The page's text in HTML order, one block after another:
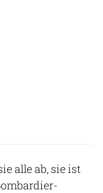
alle ab, sie ist